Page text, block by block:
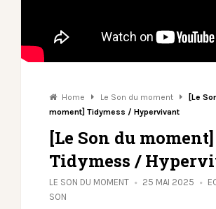
Home Le Son du moment
[Le
moment] Tidymess / Hypervivant
[Le Son du moment]
Tidymess /
LE SON DU MOMENT 25 MAI 2025
SON